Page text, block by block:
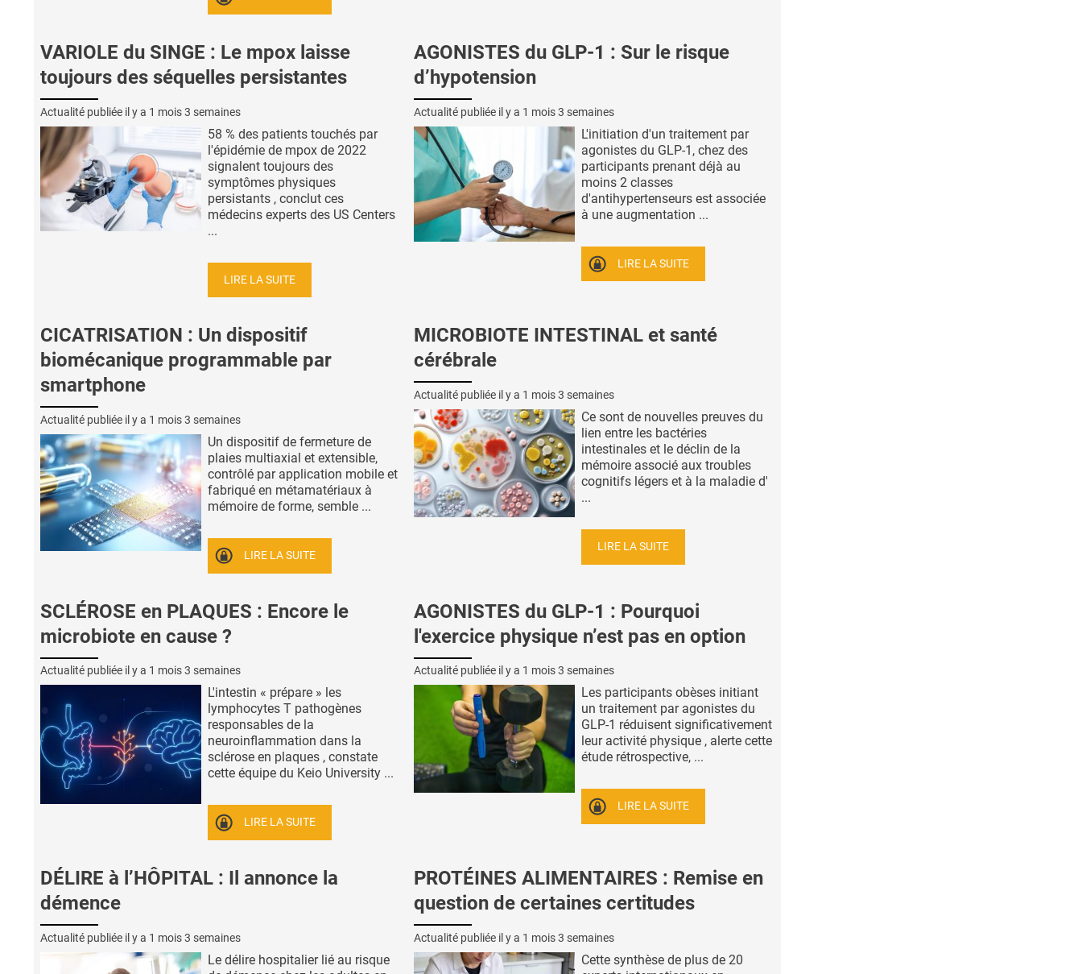
VARIOLE du SINGE : Le mpox laisse
toujours des séquelles persistantes
Actualité publiée il y a 1 mois 3 semaines
58 % des patients touchés par
l'épidémie de mpox de 2022
signalent toujours des
symptômes physiques
persistants , conclut ces
médecins experts des US Centers
...
LIRE LA SUITE
AGONISTES du GLP-1 : Sur le risque
d’hypotension
Actualité publiée il y a 1 mois 3 semaines
L'initiation d'un traitement par
agonistes du GLP-1, chez des
participants prenant déjà au
moins 2 classes
d'antihypertenseurs est associée
à une augmentation ...
LIRE LA SUITE
CICATRISATION : Un dispositif
biomécanique programmable par
smartphone
Actualité publiée il y a 1 mois 3 semaines
Un dispositif de fermeture de
plaies multiaxial et extensible,
contrôlé par application mobile et
fabriqué en métamatériaux à
mémoire de forme, semble ...
LIRE LA SUITE
MICROBIOTE INTESTINAL et santé
cérébrale
Actualité publiée il y a 1 mois 3 semaines
Ce sont de nouvelles preuves du
lien entre les bactéries
intestinales et le déclin de la
mémoire associé aux troubles
cognitifs légers et à la maladie d'
...
LIRE LA SUITE
SCLÉROSE en PLAQUES : Encore le
microbiote en cause ?
Actualité publiée il y a 1 mois 3 semaines
L'intestin « prépare » les
lymphocytes T pathogènes
responsables de la
neuroinflammation dans la
sclérose en plaques , constate
cette équipe du Keio University ...
LIRE LA SUITE
AGONISTES du GLP-1 : Pourquoi
l'exercice physique n’est pas en option
Actualité publiée il y a 1 mois 3 semaines
Les participants obèses initiant
un traitement par agonistes du
GLP-1 réduisent significativement
leur activité physique , alerte cette
étude rétrospective, ...
LIRE LA SUITE
DÉLIRE à l’HÔPITAL : Il annonce la
démence
Actualité publiée il y a 1 mois 3 semaines
Le délire hospitalier lié au risque
PROTÉINES ALIMENTAIRES : Remise en
question de certaines certitudes
Actualité publiée il y a 1 mois 3 semaines
Cette synthèse de plus de 20